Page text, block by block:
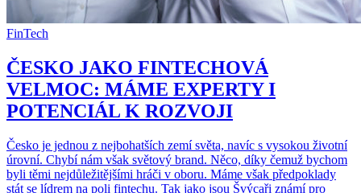
FinTech
ČESKO JAKO FINTECHOVÁ
VELMOC: MÁME EXPERTY I
POTENCIÁL K ROZVOJI
Česko je jednou z nejbohatších zemí světa, navíc s vysokou životní
úrovní. Chybí nám však světový brand. Něco, díky čemuž bychom
byli těmi nejdůležitějšími hráči v oboru. Máme však předpoklady
stát se lídrem na poli fintechu. Tak jako jsou Švýcaři známí pro